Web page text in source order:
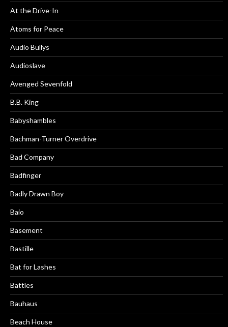
At the Drive-In
Atoms for Peace
Audio Bullys
Audioslave
Avenged Sevenfold
B.B. King
Babyshambles
Bachman-Turner Overdrive
Bad Company
Badfinger
Badly Drawn Boy
Baio
Basement
Bastille
Bat for Lashes
Battles
Bauhaus
Beach House